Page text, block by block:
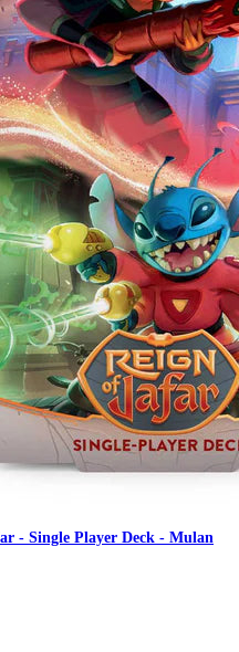
- Single Player Deck - Mulan